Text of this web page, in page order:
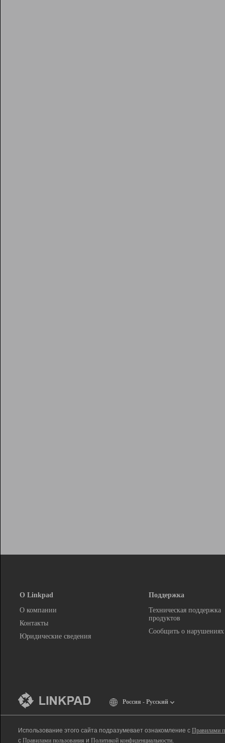
О Linkpad
О компании
Контакты
Юридические сведения
Поддержка
Техническая поддержка
продуктов
Сообщить о нарушениях
Россия - Русский
Использование этого сайта подразумевает ознакомление с Правилами
с Правилами пользования и Политикой конфиденциальности.